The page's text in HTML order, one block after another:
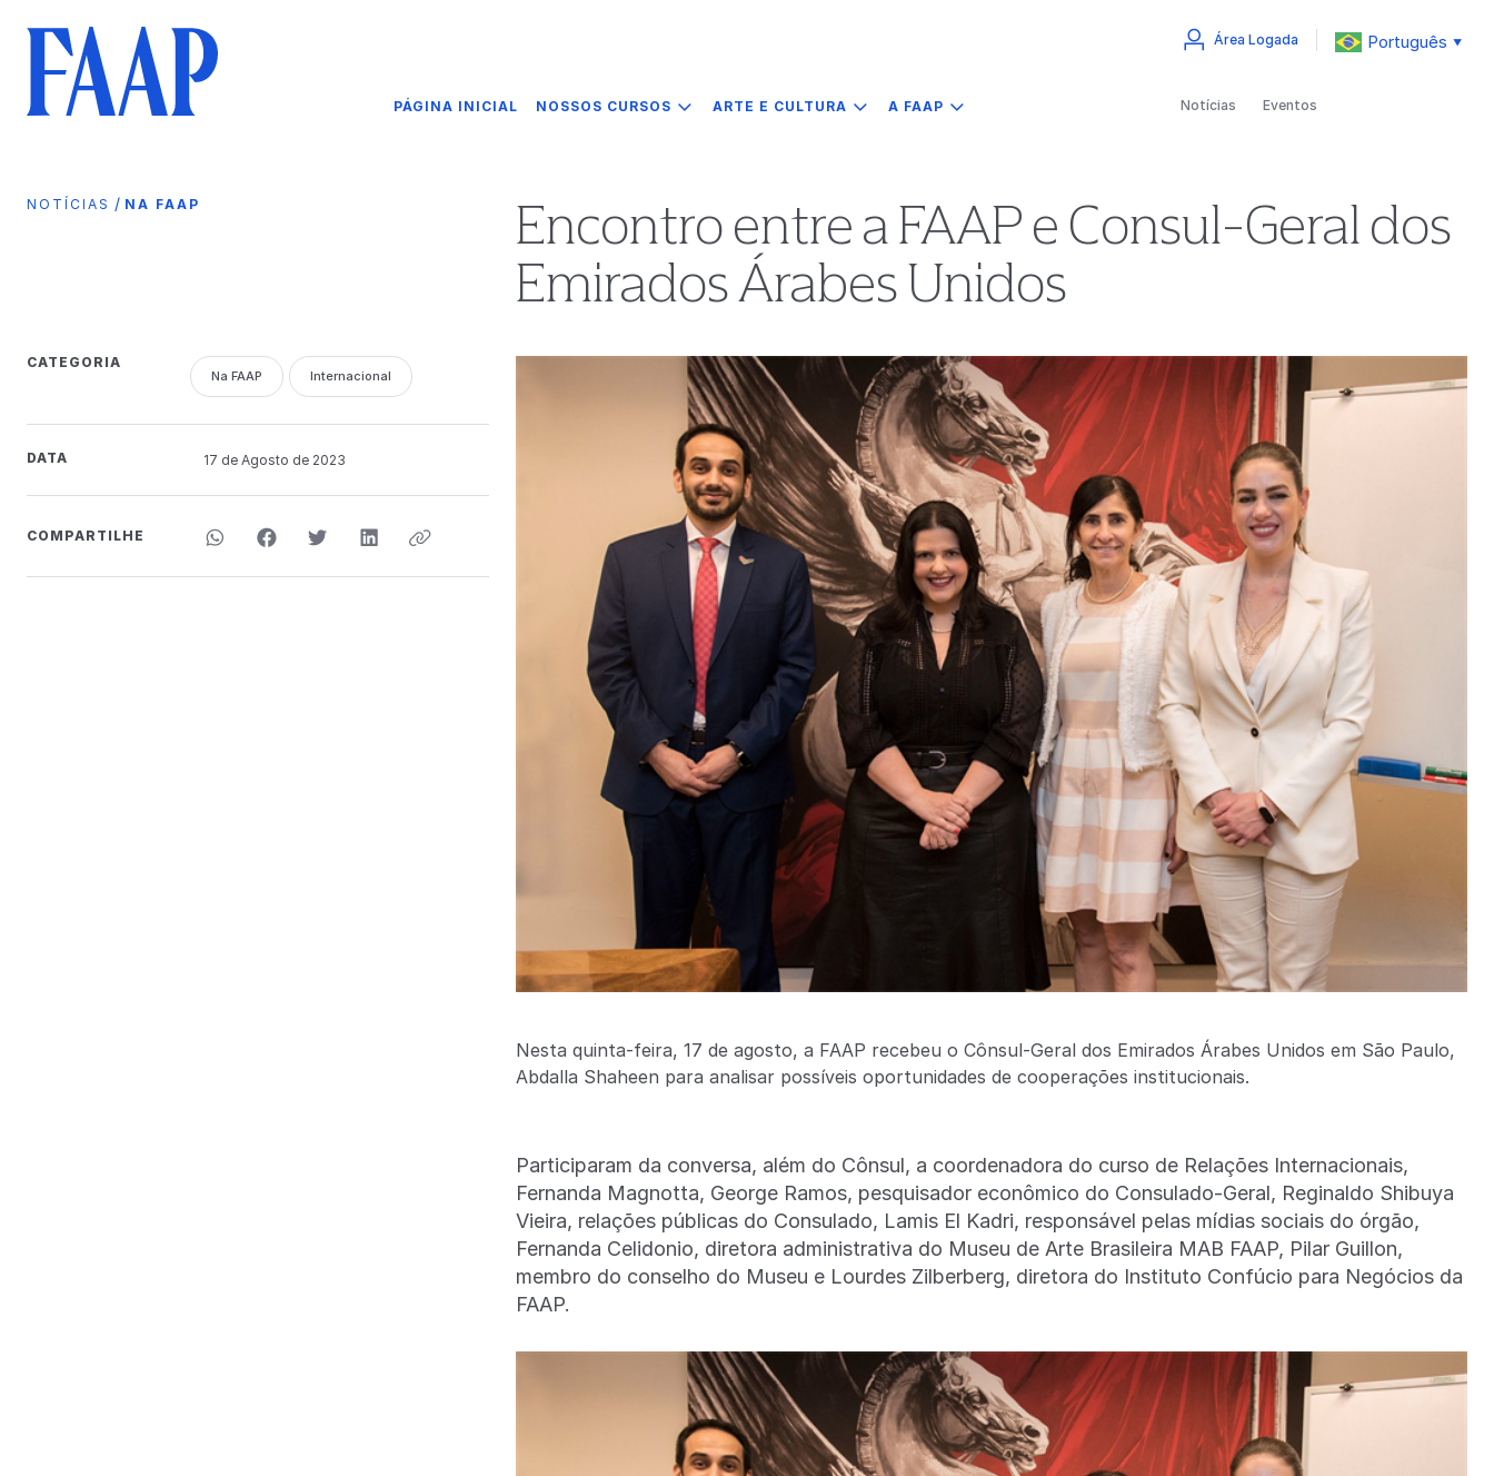
PÁGINA INICIAL NOSSOS CURSOS ARTE E CULTURA A FAAP
Área Logada Português ▼
Notícias Eventos
NOTÍCIAS / NA FAAP
Encontro entre a FAAP e Consul-Geral dos
Emirados Árabes Unidos
CATEGORIA
Na FAAP Internacional
DATA 17 de Agosto de 2023
COMPARTILHE
Nesta quinta-feira, 17 de agosto, a FAAP recebeu o Cônsul-Geral dos Emirados Árabes Unidos em São Paulo,
Abdalla Shaheen para analisar possíveis oportunidades de cooperações institucionais.
Participaram da conversa, além do Cônsul, a coordenadora do curso de Relações Internacionais,
Fernanda Magnotta, George Ramos, pesquisador econômico do Consulado-Geral, Reginaldo Shibuya
Vieira, relações públicas do Consulado, Lamis El Kadri, responsável pelas mídias sociais do órgão,
Fernanda Celidonio, diretora administrativa do Museu de Arte Brasileira MAB FAAP, Pilar Guillon,
membro do conselho do Museu e Lourdes Zilberberg, diretora do Instituto Confúcio para Negócios da
FAAP.